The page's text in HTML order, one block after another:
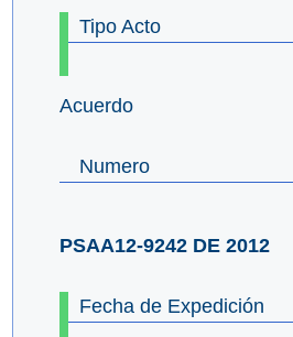
Tipo Acto
Acuerdo
Numero
PSAA12-9242 DE 2012
Fecha de Expedición